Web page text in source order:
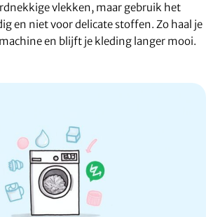
vlekken, maar gebruik het
en niet voor delicate stoffen. Zo haal je
en blijft je kleding langer mooi.